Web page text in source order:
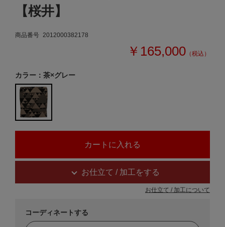
【桜井】
商品番号 2012000382178
￥165,000 （税込）
カラー：茶×グレー
お仕立て / 加工をする
お仕立て / 加工について
コーディネートする